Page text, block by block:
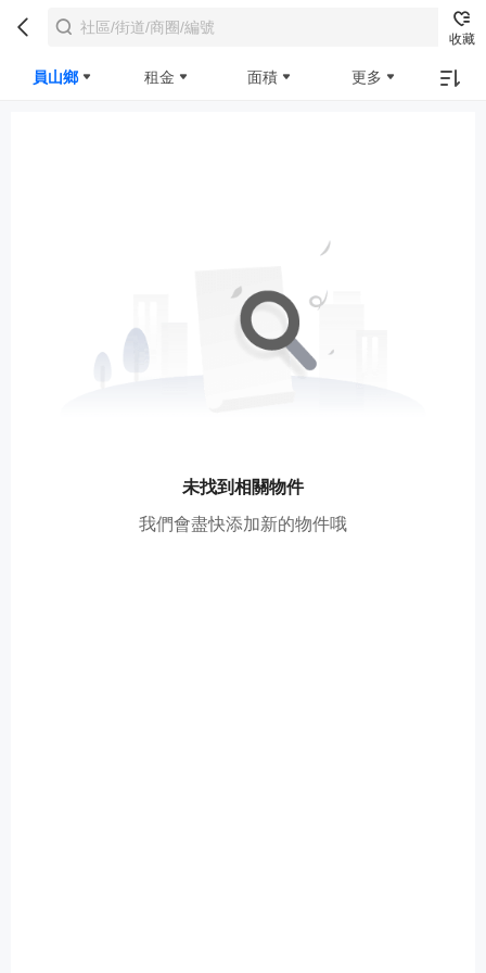
收藏
員山鄉 租金 面積 更多
未找到相關物件
我們會盡快添加新的物件哦